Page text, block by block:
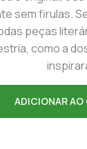
sem firulas.
peças
como a
ADICIONAR AO